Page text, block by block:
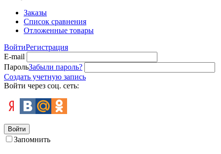
Заказы
Список сравнения
Отложенные товары
ВойтиРегистрация
E-mail
ПарольЗабыли пароль?
Создать учетную запись
Войти через соц. сеть:
Войти
Запомнить